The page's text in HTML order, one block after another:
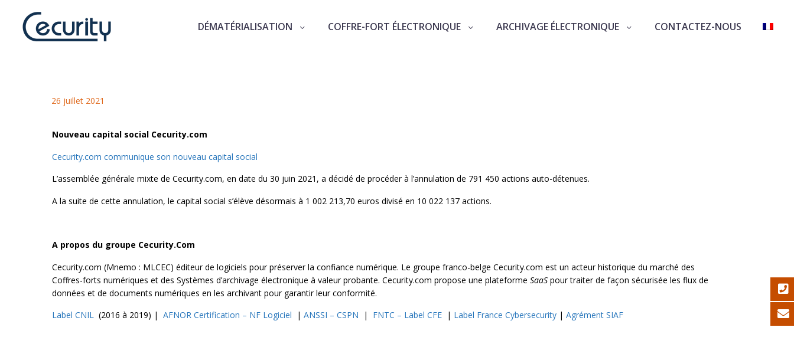
DÉMATÉRIALISATION COFFRE-FORT ÉLECTRONIQUE ARCHIVAGE ÉLECTRONIQUE CONTACTEZ-NOUS
Nouveau capital social Cecurity.com
26 juillet 2021
Nouveau capital social Cecurity.com
Cecurity.com communique son nouveau capital social
L’assemblée générale mixte de Cecurity.com, en date du 30 juin 2021, a décidé de procéder à l’annulation de 791 450 actions auto-détenues.
A la suite de cette annulation, le capital social s’élève désormais à 1 002 213,70 euros divisé en 10 022 137 actions.
A propos du groupe Cecurity.Com
Cecurity.com (Mnemo : MLCEC) éditeur de logiciels pour préserver la confiance numérique. Le groupe franco-belge Cecurity.com est un acteur historique du marché des
Coffres-forts numériques et des Systèmes d’archivage électronique à valeur probante. Cecurity.com propose une plateforme SaaS pour traiter de façon sécurisée les flux de
données et de documents numériques en les archivant pour garantir leur conformité.
Label CNIL (2016 à 2019) | AFNOR Certification – NF Logiciel | ANSSI – CSPN | FNTC – Label CFE | Label France Cybersecurity | Agrément SIAF